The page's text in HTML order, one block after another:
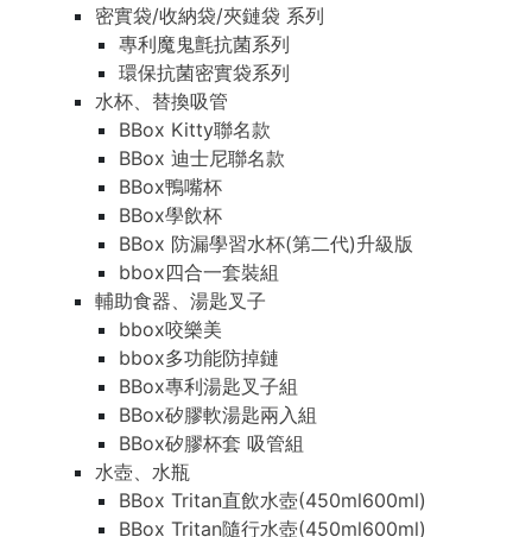
密實袋/收納袋/夾鏈袋 系列
專利魔鬼氈抗菌系列
環保抗菌密實袋系列
水杯、替換吸管
BBox Kitty聯名款
BBox 迪士尼聯名款
BBox鴨嘴杯
BBox學飲杯
BBox 防漏學習水杯(第二代)升級版
bbox四合一套裝組
輔助食器、湯匙叉子
bbox咬樂美
bbox多功能防掉鏈
BBox專利湯匙叉子組
BBox矽膠軟湯匙兩入組
BBox矽膠杯套 吸管組
水壺、水瓶
BBox Tritan直飲水壺(450ml600ml)
BBox Tritan隨行水壺(450ml600ml)